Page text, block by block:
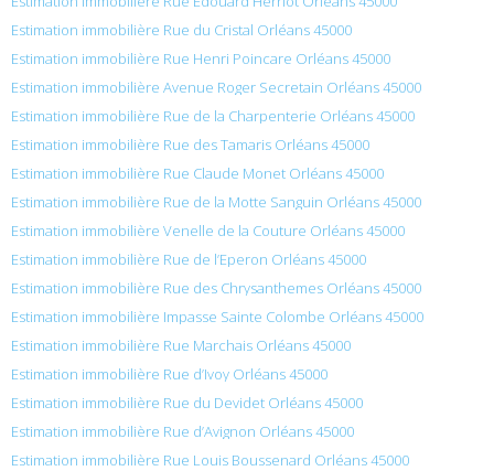
Estimation immobilière Rue du Cristal Orléans 45000
Estimation immobilière Rue Henri Poincare Orléans 45000
Estimation immobilière Avenue Roger Secretain Orléans 45000
Estimation immobilière Rue de la Charpenterie Orléans 45000
Estimation immobilière Rue des Tamaris Orléans 45000
Estimation immobilière Rue Claude Monet Orléans 45000
Estimation immobilière Rue de la Motte Sanguin Orléans 45000
Estimation immobilière Venelle de la Couture Orléans 45000
Estimation immobilière Rue de l’Eperon Orléans 45000
Estimation immobilière Rue des Chrysanthemes Orléans 45000
Estimation immobilière Impasse Sainte Colombe Orléans 45000
Estimation immobilière Rue Marchais Orléans 45000
Estimation immobilière Rue d’Ivoy Orléans 45000
Estimation immobilière Rue du Devidet Orléans 45000
Estimation immobilière Rue d’Avignon Orléans 45000
Estimation immobilière Rue Louis Boussenard Orléans 45000